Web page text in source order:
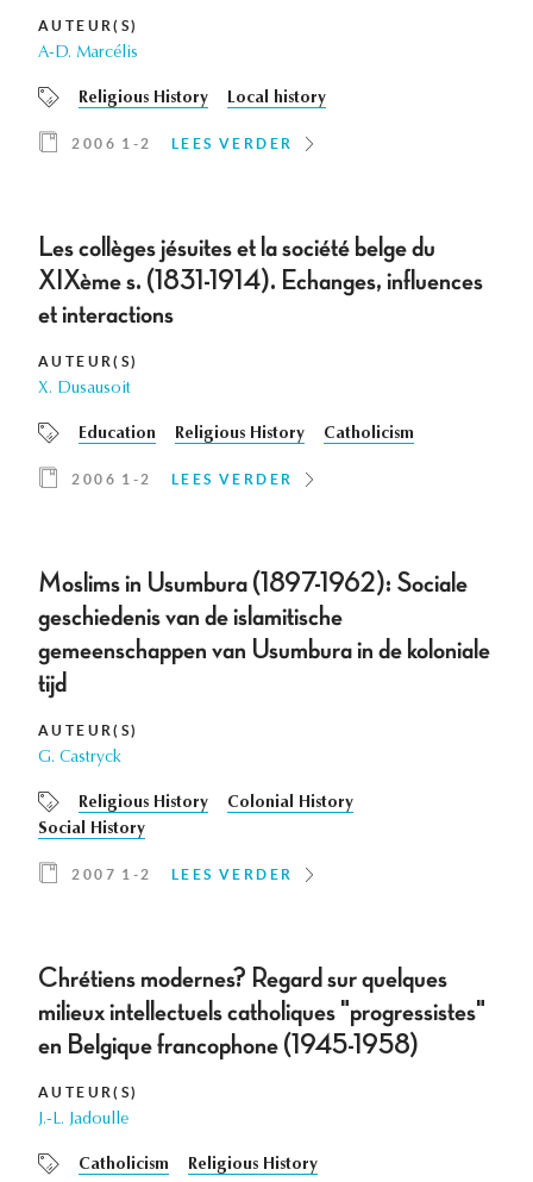
AUTEUR(S)
A-D. Marcélis
Religious History Local history
2006 1-2 LEES VERDER
Les collèges jésuites et la société belge du
XIXème s. (1831-1914). Echanges, influences
et interactions
AUTEUR(S)
X. Dusausoit
Education Religious History Catholicism
2006 1-2 LEES VERDER
Moslims in Usumbura (1897-1962): Sociale
geschiedenis van de islamitische
gemeenschappen van Usumbura in de koloniale
tijd
AUTEUR(S)
G. Castryck
Religious History
Colonial History
Social History
2007 1-2 LEES VERDER
Chrétiens modernes? Regard sur quelques
milieux intellectuels catholiques "progressistes"
en Belgique francophone (1945-1958)
AUTEUR(S)
J.-L. Jadoulle
Catholicism Religious History